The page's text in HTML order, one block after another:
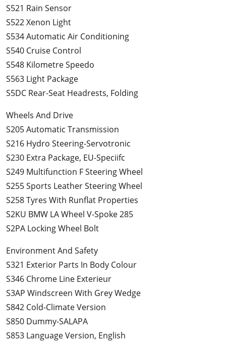
S521 Rain Sensor
S522 Xenon Light
S534 Automatic Air Conditioning
S540 Cruise Control
S548 Kilometre Speedo
S563 Light Package
S5DC Rear-Seat Headrests, Folding
Wheels And Drive
S205 Automatic Transmission
S216 Hydro Steering-Servotronic
S230 Extra Package, EU-Speciifc
S249 Multifunction F Steering Wheel
S255 Sports Leather Steering Wheel
S258 Tyres With Runflat Properties
S2KU BMW LA Wheel V-Spoke 285
S2PA Locking Wheel Bolt
Environment And Safety
S321 Exterior Parts In Body Colour
S346 Chrome Line Exterieur
S3AP Windscreen With Grey Wedge
S842 Cold-Climate Version
S850 Dummy-SALAPA
S853 Language Version, English